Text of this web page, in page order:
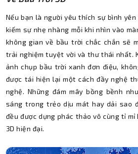
Nếu bạn là người yêu thích sự bình
kiếm sự nhẹ nhàng mỗi khi nhìn vào
không gian về bầu trời chắc chắn sẽ
trải nghiệm tuyệt vời và thư thái nhất.
ảnh chụp bầu trời xanh đơn điệu,
được tái hiện lại một cách đầy nghệ
nghệ. Những đám mây bồng bềnh
sáng trong trẻo dịu mát hay dải sao
đều được dựng phác thảo vô cùng tỉ mỉ
3D hiện đại.